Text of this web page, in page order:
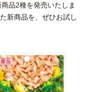
品2種を発売いたしま
新商品を、ぜひお試し